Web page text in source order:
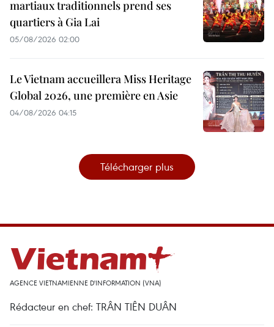
martiaux traditionnels prend ses
quartiers à Gia Lai
05/08/2026 02:00
Le Vietnam accueillera Miss Heritage
Global 2026, une première en Asie
04/08/2026 04:15
Télécharger plus
AGENCE VIETNAMIENNE D'INFORMATION (VNA)
Rédacteur en chef: TRÂN TIÊN DUÂN